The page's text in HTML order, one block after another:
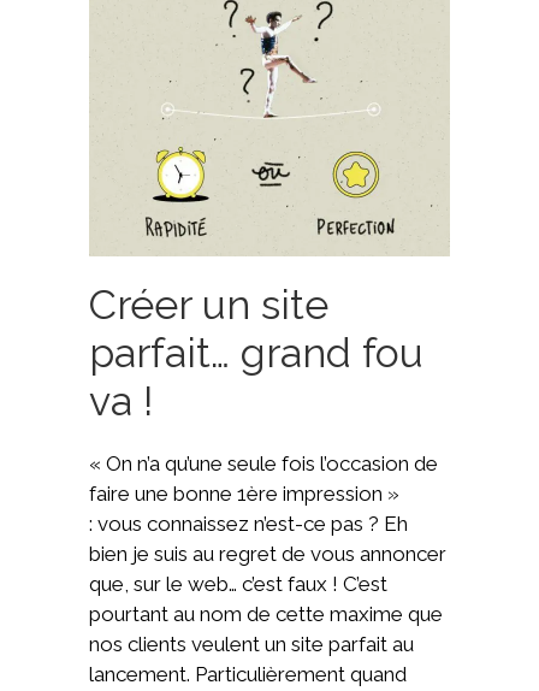
Créer un site
parfait… grand fou
va !
« On n’a qu’une seule fois l’occasion de
faire une bonne 1ère impression »
: vous connaissez n’est-ce pas ? Eh
bien je suis au regret de vous annoncer
que, sur le web… c’est faux ! C’est
pourtant au nom de cette maxime que
nos clients veulent un site parfait au
lancement. Particulièrement quand